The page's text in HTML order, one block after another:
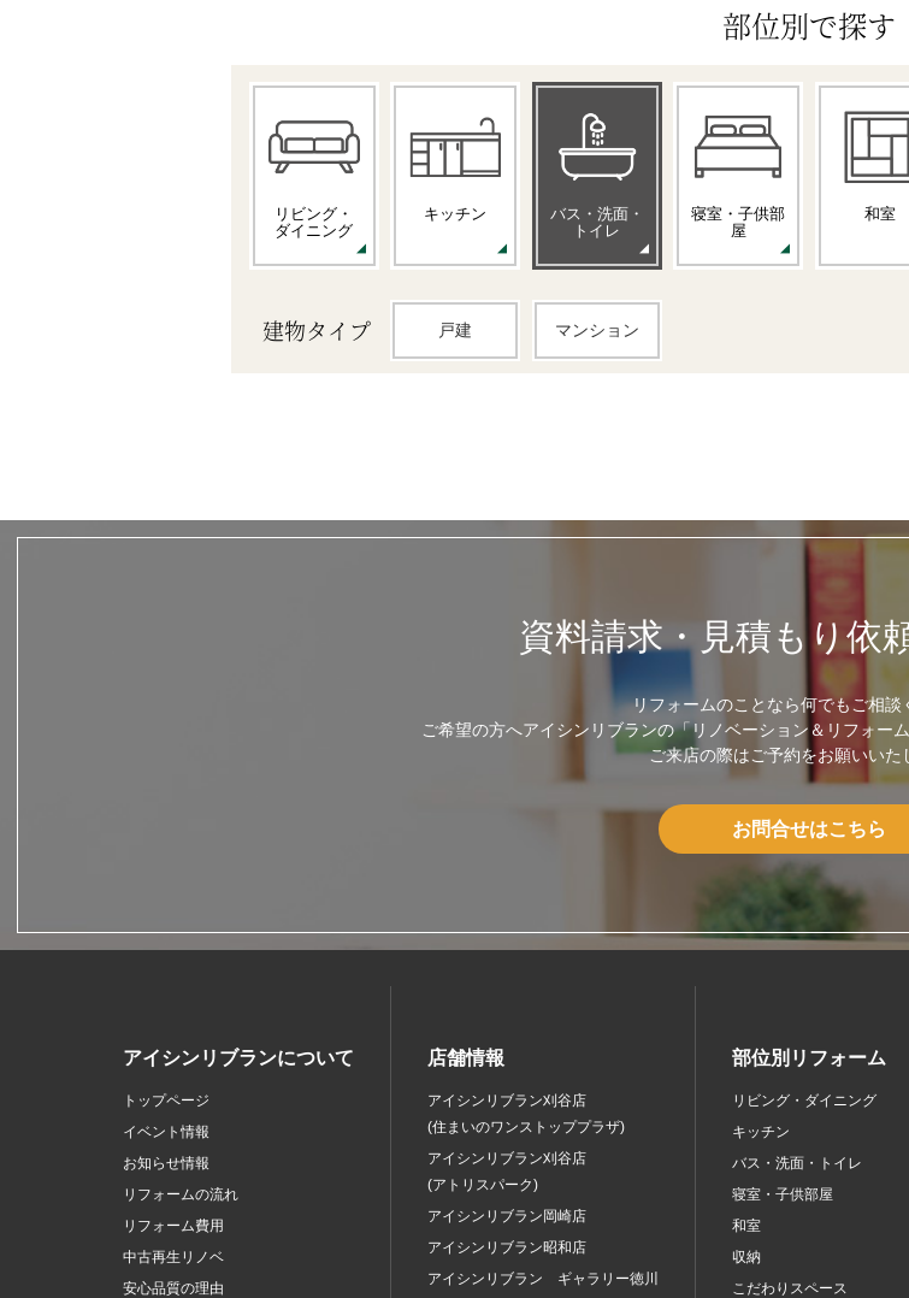
部位別で探す
リビング・
ダイニング
キッチン
バス・洗面・
トイレ
寝室・子供部
屋
和室
建物タイプ 戸建 マンション
資料請求・見積もり依
リフォームのことなら何でもご相談
ご希望の方へアイシンリブランの「リノベーション＆リフォー
ご来店の際はご予約をお願いいた
お問合せはこちら
アイシンリブランについて
トップページ
イベント情報
お知らせ情報
リフォームの流れ
リフォーム費用
中古再生リノベ
安心品質の理由
店舗情報
アイシンリブラン刈谷店
(住まいのワンストッププラザ)
アイシンリブラン刈谷店
(アトリスパーク)
アイシンリブラン岡崎店
アイシンリブラン昭和店
アイシンリブラン ギャラリー徳川
部位別リフォーム
リビング・ダイニング
キッチン
バス・洗面・トイレ
寝室・子供部屋
和室
収納
こだわりスペース